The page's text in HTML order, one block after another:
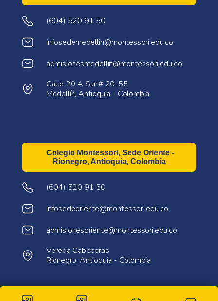
(604) 520 91 50
infosedemedellin@montessori.edu.co
admisionesmedellin@montessori.edu.co
Calle 20 A Sur # 20-55
Medellín, Antioquia - Colombia
Colegio Montessori, Sede Oriente -
Rionegro, Antioquia, Colombia
(604) 520 91 50
infosedeoriente@montessori.edu.co
admisionesoriente@montessori.edu.co
Vereda Cabeceras
Rionegro, Antioquia - Colombia